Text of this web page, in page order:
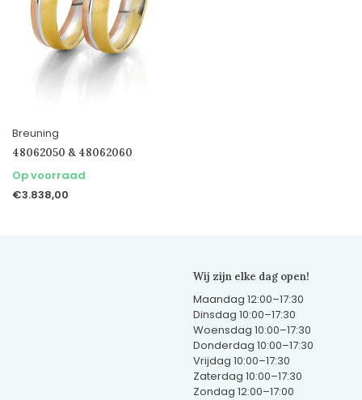
Breuning
48062050 & 48062060
Op voorraad
€3.838,00
Wij zijn elke dag open!
Maandag 12:00–17:30
Dinsdag 10:00–17:30
Woensdag 10:00–17:30
Donderdag 10:00–17:30
Vrijdag 10:00–17:30
Zaterdag 10:00–17:30
Zondag 12:00–17:00